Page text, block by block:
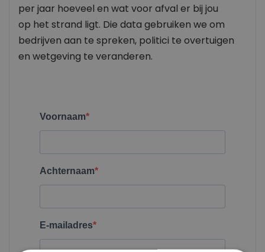
per jaar hoeveel en wat voor afval er bij jou
op het strand ligt. Die data gebruiken we om
bedrijven aan te spreken, politici te overtuigen
en wetgeving te veranderen.